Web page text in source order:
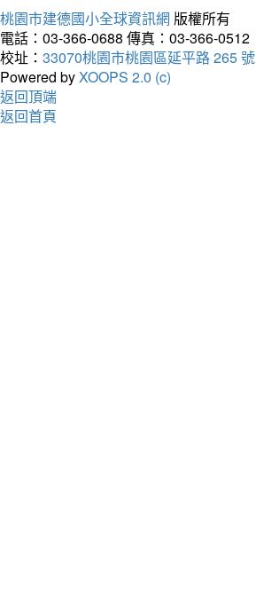
桃園市建德國小全球資訊網 版權所有
電話：03-366-0688 傳真：03-366-0512
校址： 33070桃園市桃園區延平路 265 號
Powered byXOOPS 2.0 (c)
返回頂端
返回首頁